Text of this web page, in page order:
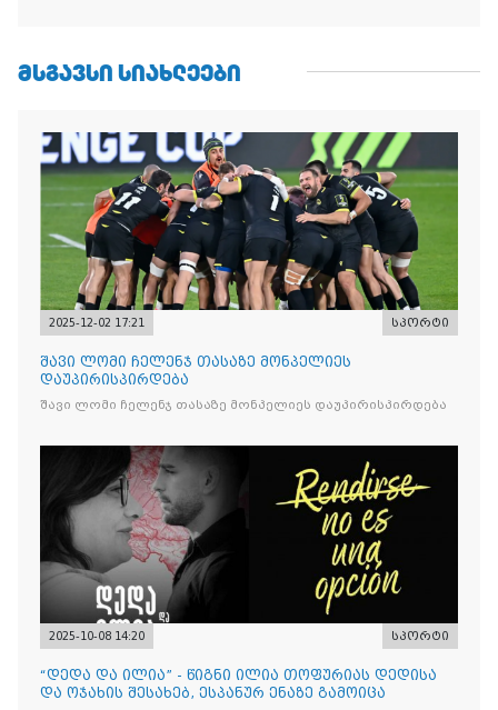
ᲛᲡᲒᲐᲕᲡᲘ ᲡᲘᲐᲮᲚᲔᲔᲑᲘ
2025-12-02 17:21 სპორტი
შავი ლომი ჩელენჯ თასაზე მონპელიეს
დაუპირისპირდება
შავი ლომი ჩელენჯ თასაზე მონპელიეს დაუპირისპირდება
2025-10-08 14:20 სპორტი
“დედა და ილია” - წიგნი ილია თოფურიას დედისა
და ოჯახის შესახებ, ესპანურ ენაზე გამოიცა